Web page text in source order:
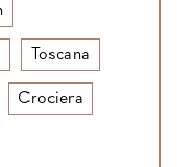
Toscana
Crociera